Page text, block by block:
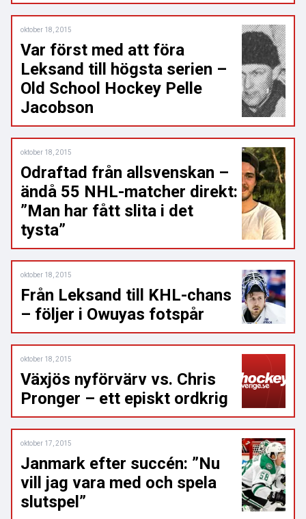
oktober 18, 2015
Var först med att föra
Leksand till högsta serien –
Old School Hockey Pelle
Jacobson
oktober 18, 2015
Odraftad från allsvenskan –
ändå 55 NHL-matcher direkt:
”Man har fått slita i det
tysta”
oktober 18, 2015
Från Leksand till KHL-chans
– följer i Owuyas fotspår
oktober 18, 2015
Växjös nyförvärv vs. Chris
Pronger – ett episkt ordkrig
oktober 17, 2015
Janmark efter succén: ”Nu
vill jag vara med och spela
slutspel”